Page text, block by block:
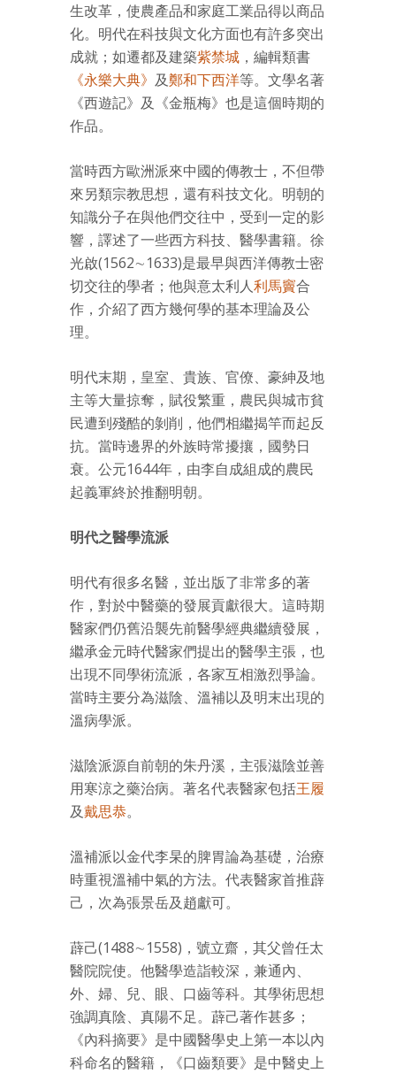
生改革，使農產品和家庭工業品得以商品
化。明代在科技與文化方面也有許多突出
成就；如遷都及建築紫禁城 ，編輯類書
《永樂大典》 及鄭和下西洋等。文學名著
《西遊記》及《金瓶梅》也是這個時期的
作品。
當時西方歐洲派來中國的傳教士，不但帶
來另類宗教思想，還有科技文化。明朝的
知識分子在與他們交往中，受到一定的影
響，譯述了一些西方科技、醫學書籍。徐
光啟(1562∼1633)是最早與西洋傳教士密
切交往的學者；他與意太利人利馬竇合
作，介紹了西方幾何學的基本理論及公
理。
明代末期，皇室、貴族、官僚、豪紳及地
主等大量掠奪，賦役繁重，農民與城市貧
民遭到殘酷的剝削，他們相繼揭竿而起反
抗。當時邊界的外族時常擾攘，國勢日
衰。公元1644年，由李自成組成的農民
起義軍終於推翻明朝。
明代之醫學流派
明代有很多名醫，並出版了非常多的著
作，對於中醫藥的發展貢獻很大。這時期
醫家們仍舊沿襲先前醫學經典繼續發展，
繼承金元時代醫家們提出的醫學主張，也
出現不同學術流派，各家互相激烈爭論。
當時主要分為滋陰、溫補以及明末出現的
溫病學派。
滋陰派源自前朝的朱丹溪，主張滋陰並善
用寒涼之藥治病。著名代表醫家包括王履
及戴思恭。
溫補派以金代李杲的脾胃論為基礎，治療
時重視溫補中氣的方法。代表醫家首推薜
己，次為張景岳及趙獻可。
薜己(1488∼1558)，號立齋，其父曾任太
醫院院使。他醫學造詣較深，兼通內、
外、婦、兒、眼、口齒等科。其學術思想
強調真陰、真陽不足。薜己著作甚多；
《內科摘要》是中國醫學史上第一本以內
科命名的醫籍，《口齒類要》是中醫史上